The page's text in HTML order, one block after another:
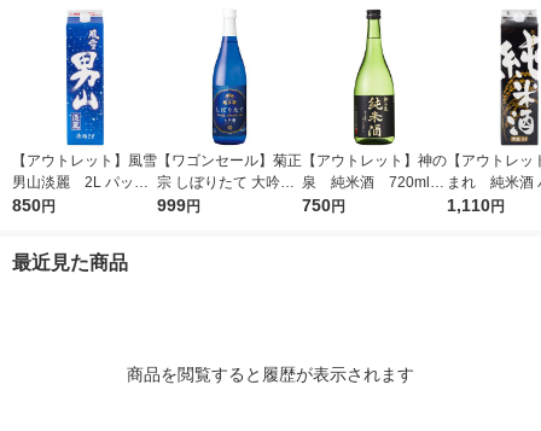
【アウトレット】風雪
男山淡麗 2L パック
1本 東亜酒造 日本酒
850円
【ワゴンセール】菊正
宗 しぼりたて 大吟醸
720ml 1本 日本酒
999円
【アウトレット】神の
泉 純米酒 720ml 1
本 東亜酒造 日本酒
750円
【アウトレッ
まれ 純米酒
2L 1本 東亜酒
1,110円
最近見た商品
商品を閲覧すると履歴が表示されます